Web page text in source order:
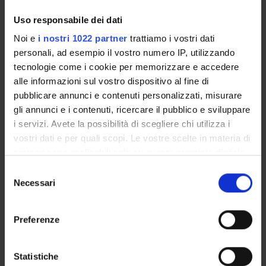
Uso responsabile dei dati
Noi e i nostri 1022 partner trattiamo i vostri dati
personali, ad esempio il vostro numero IP, utilizzando
tecnologie come i cookie per memorizzare e accedere
alle informazioni sul vostro dispositivo al fine di
pubblicare annunci e contenuti personalizzati, misurare
gli annunci e i contenuti, ricercare il pubblico e sviluppare
i servizi. Avete la possibilità di scegliere chi utilizza i
vostri dati e per quali scopi. Le vostre scelte in materia di
modificare o revocare il proprio consenso in qualsiasi
momento dalla Dichiarazione sui cookie o facendo clic
raccogliere informazioni sulla tua posizione
delNecessari
Preferenze
Statistiche
AREE DI RICERCA
GRUPPI DI RICERCA
DOTTORATI DI RICERCA
STRUTTURE
CENTRI
Contatti
Luoghi